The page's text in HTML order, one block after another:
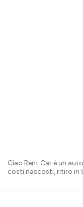
Ciao Rent Car è un
costi nascosti, ritiro in